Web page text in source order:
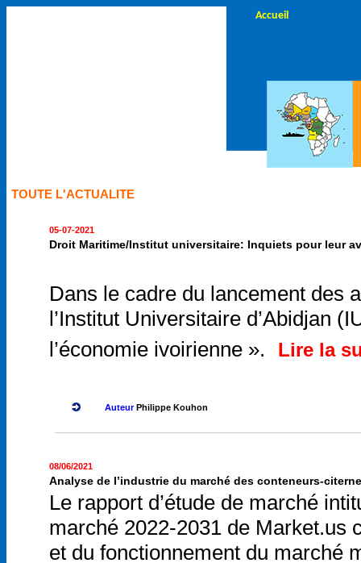
Accueil
TOUTE L'ACTUALITE
05-07-2021
Droit Maritime/Institut universitaire: Inquiets pour leur
Dans le cadre du lancement des
l’Institut Universitaire d’Abidjan
l’économie ivoirienne ».
Lire la
AuteurPhilippe Kouhon
08/06/2021
Analyse de l’industrie du marché des conteneurs-
Le rapport d’étude de marché
marché 2022-2031 de Market.us
et du fonctionnement du marché